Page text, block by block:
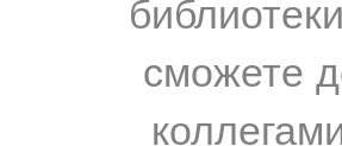
сможете